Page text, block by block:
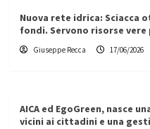
Nuova rete idrica: Sciacca
fondi. Servono risorse
Giuseppe Recca 17/06/2026
AICA ed EgoGreen, nasce
vicini ai cittadini e una